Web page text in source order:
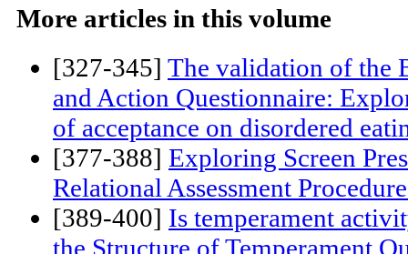
Spanish (PDF)
More articles in this volume
[327-345]The validation of the
and Action Questionnaire:
of acceptance on disordered
[377-388]Exploring Screen
Relational Assessment